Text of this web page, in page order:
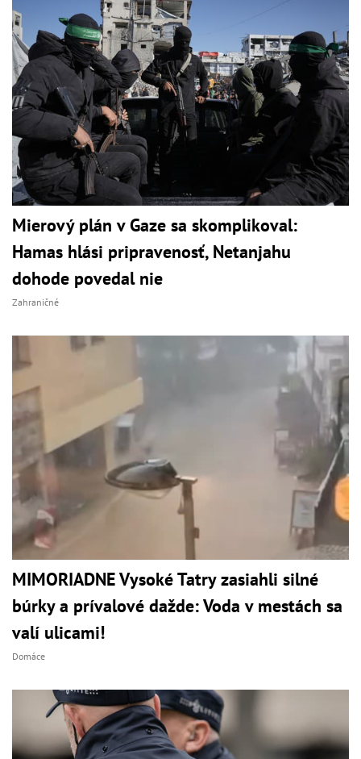
Mierový plán v Gaze sa skomplikoval:
Hamas hlási pripravenosť, Netanjahu
dohode povedal nie
Zahraničné
MIMORIADNE Vysoké Tatry zasiahli silné
búrky a prívalové dažde: Voda v mestách sa
valí ulicami!
Domáce